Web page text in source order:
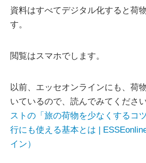
資料はすべてデジタル化すると荷
す。
閲覧はスマホでします。
以前、エッセオンラインにも、荷
いているので、読んでみてくださ
ストの「旅の荷物を少なくするコ
行にも使える基本とは |
イン）